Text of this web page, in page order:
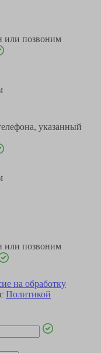
или позвоним
указанный
или позвоним
на обработку
Политикой